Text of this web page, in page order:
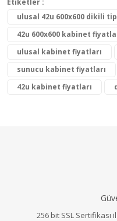
ulusal 42u 600x600 dikili
42u 600x600 kabinet
ulusal kabinet fiyatları
sunucu kabinet fiyatları
42u kabinet fiyatları
256 bit SSL Sertifikası